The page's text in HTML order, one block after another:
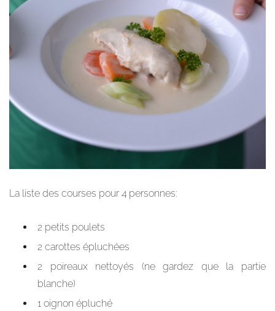
La liste des courses pour 4 personnes:
2 petits poulets
2 carottes épluchées
2 poireaux nettoyés (ne gardez que la partie
blanche)
1 oignon épluché